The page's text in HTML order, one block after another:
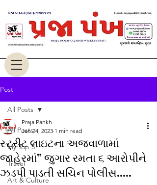
Post
All Posts
My Top 5
Travel
Art & Culture
All Posts
સ્ટ્રીટ લાઇટના અજવાળામાં
જાહેરમાં” જુગાર રમતા ૬ આરોપીને
ઝડપી પાડતી સચિન પોલીસ.....
Praja Pankh
Jan 24, 2023 1 min read